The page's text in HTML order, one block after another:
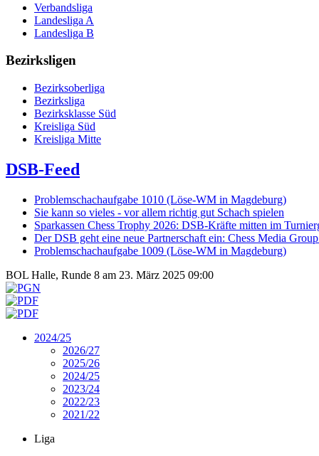
Verbandsliga
Landesliga A
Landesliga B
Bezirksligen
Bezirksoberliga
Bezirksliga
Bezirksklasse Süd
Kreisliga Süd
Kreisliga Mitte
DSB-Feed
Problemschachaufgabe 1010 (Löse-WM in Magdeburg)
Sie kann so vieles - vor allem richtig gut Schach spielen
Sparkassen Chess Trophy 2026: DSB-Kräfte mitten im
Der DSB geht eine neue Partnerschaft ein: Chess Media
Problemschachaufgabe 1009 (Löse-WM in Magdeburg)
BOL Halle, Runde 8 am 23. März 2025 09:00
2024/25
2026/27
2025/26
2024/25
2023/24
2022/23
2021/22
Liga